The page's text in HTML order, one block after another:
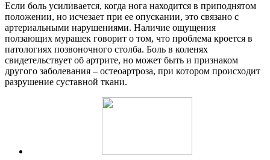
Если боль усиливается, когда нога находится в приподнятом
положении, но исчезает при ее опускании, это связано с
артериальными нарушениями. Наличие ощущения
ползающих мурашек говорит о том, что проблема кроется в
патологиях позвоночного столба. Боль в коленях
свидетельствует об артрите, но может быть и признаком
другого заболевания – остеоартроза, при котором происходит
разрушение суставной ткани.